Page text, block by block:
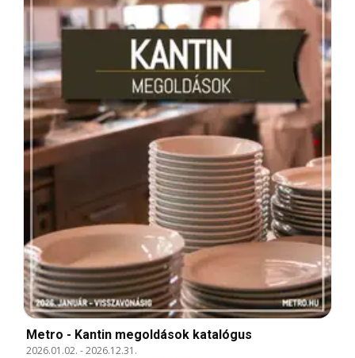
Metro - Kantin megoldások katalógus
2026.01.02. -2026.12.31.